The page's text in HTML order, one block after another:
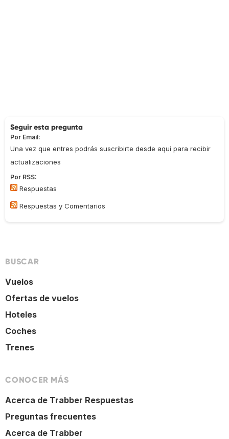
Seguir esta pregunta
Por Email:
Una vez que entres podrás suscribirte desde aquí para recibir
actualizaciones
Por RSS:
Respuestas
Respuestas y Comentarios
BUSCAR
Vuelos
Ofertas de vuelos
Hoteles
Coches
Trenes
CONOCER MÁS
Acerca de Trabber Respuestas
Preguntas frecuentes
Acerca de Trabber